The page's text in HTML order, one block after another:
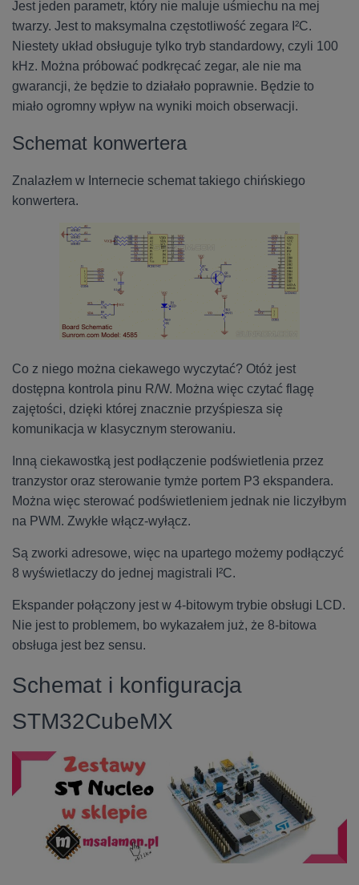
Jest jeden parametr, który nie maluje uśmiechu na mej
twarzy. Jest to maksymalna częstotliwość zegara I²C.
Niestety układ obsługuje tylko tryb standardowy, czyli 100
kHz. Można próbować podkręcać zegar, ale nie ma
gwarancji, że będzie to działało poprawnie. Będzie to
miało ogromny wpływ na wyniki moich obserwacji.
Schemat konwertera
Znalazłem w Internecie schemat takiego chińskiego
konwertera.
Co z niego można ciekawego wyczytać? Otóż jest
dostępna kontrola pinu R/W. Można więc czytać flagę
zajętości, dzięki której znacznie przyśpiesza się
komunikacja w klasycznym sterowaniu.
Inną ciekawostką jest podłączenie podświetlenia przez
tranzystor oraz sterowanie tymże portem P3 ekspandera.
Można więc sterować podświetleniem jednak nie liczyłbym
na PWM. Zwykłe włącz-wyłącz.
Są zworki adresowe, więc na upartego możemy podłączyć
8 wyświetlaczy do jednej magistrali I²C.
Ekspander połączony jest w 4-bitowym trybie obsługi LCD.
Nie jest to problemem, bo wykazałem już, że 8-bitowa
obsługa jest bez sensu.
Schemat i konfiguracja
STM32CubeMX